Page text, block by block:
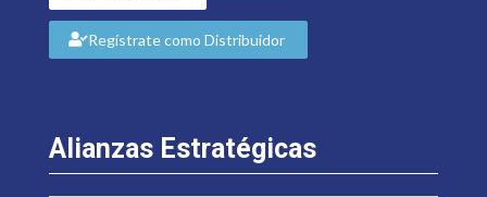
Regístrate como Distribuidor
Alianzas Estratégicas